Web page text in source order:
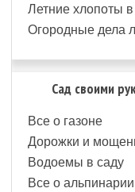
Летние хлопоты в
Огородные дела
Сад своими
Все о газоне
Дорожки и
Водоемы в саду
Все о альпинарии